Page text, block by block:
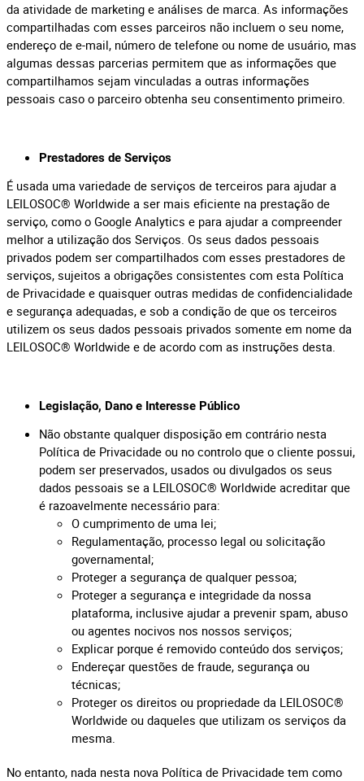
da atividade de marketing e análises de marca. As informações
compartilhadas com esses parceiros não incluem o seu nome,
endereço de e-mail, número de telefone ou nome de usuário, mas
algumas dessas parcerias permitem que as informações que
compartilhamos sejam vinculadas a outras informações
pessoais caso o parceiro obtenha seu consentimento primeiro.
Prestadores de Serviços
É usada uma variedade de serviços de terceiros para ajudar a
LEILOSOC® Worldwide a ser mais eficiente na prestação de
serviço, como o Google Analytics e para ajudar a compreender
melhor a utilização dos Serviços. Os seus dados pessoais
privados podem ser compartilhados com esses prestadores de
serviços, sujeitos a obrigações consistentes com esta Política
de Privacidade e quaisquer outras medidas de confidencialidade
e segurança adequadas, e sob a condição de que os terceiros
utilizem os seus dados pessoais privados somente em nome da
LEILOSOC® Worldwide e de acordo com as instruções desta.
Legislação, Dano e Interesse Público
Não obstante qualquer disposição em contrário nesta
Política de Privacidade ou no controlo que o cliente possui,
podem ser preservados, usados ou divulgados os seus
dados pessoais se a LEILOSOC® Worldwide acreditar que
é razoavelmente necessário para:
O cumprimento de uma lei;
Regulamentação, processo legal ou solicitação
governamental;
Proteger a segurança de qualquer pessoa;
Proteger a segurança e integridade da nossa
plataforma, inclusive ajudar a prevenir spam, abuso
ou agentes nocivos nos nossos serviços;
Explicar porque é removido conteúdo dos serviços;
Endereçar questões de fraude, segurança ou
técnicas;
Proteger os direitos ou propriedade da LEILOSOC®
Worldwide ou daqueles que utilizam os serviços da
mesma.
No entanto, nada nesta nova Política de Privacidade tem como